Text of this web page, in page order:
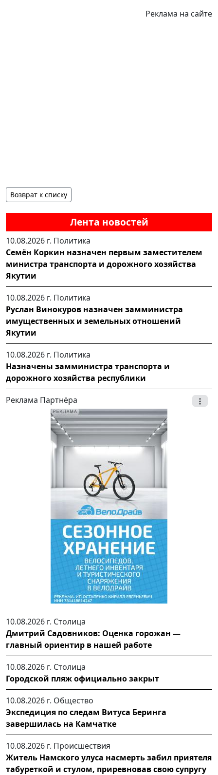
Лента новостей
10.08.2026 г. Политика
Семён Коркин назначен первым заместителем
министра транспорта и дорожного хозяйства
Якутии
10.08.2026 г. Политика
Руслан Винокуров назначен замминистра
имущественных и земельных отношений
Якутии
10.08.2026 г. Политика
Назначены замминистра транспорта и
дорожного хозяйства республики
Реклама Партнёра
10.08.2026 г. Столица
Дмитрий Садовников: Оценка горожан —
главный ориентир в нашей работе
10.08.2026 г. Столица
Городской пляж официально закрыт
10.08.2026 г. Общество
Экспедиция по следам Витуса Беринга
завершилась на Камчатке
10.08.2026 г. Происшествия
Житель Намского улуса насмерть забил приятеля
табуреткой и стулом, приревновав свою супругу
Реклама на сайте
Возврат к списку